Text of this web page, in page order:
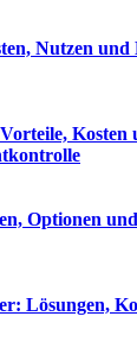
Nutzen und
Optionen
Lösungen,